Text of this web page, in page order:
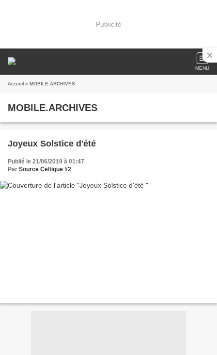
Publicité
MENU
Accueil » MOBILE.ARCHIVES
MOBILE.ARCHIVES
Joyeux Solstice d'été
Publié le 21/06/2019 à 01:47
Par Source Celtique #2